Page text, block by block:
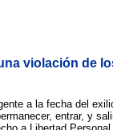
violación de
a la fecha del
entrar, y